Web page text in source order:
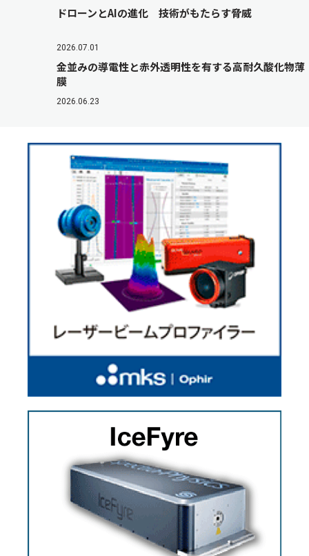
ドローンとAIの進化 技術がもたらす脅威
2026.07.01
金並みの導電性と赤外透明性を有する高耐久酸化物薄
膜
2026.06.23